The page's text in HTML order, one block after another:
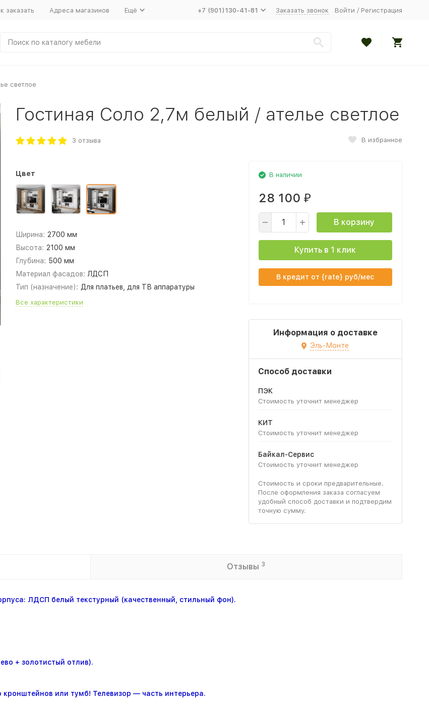
заказать Адреса магазинов Ещё +7 (901)130-41-81 Заказать звонок Войти / Регистрация
светлое
Гостиная Соло 2,7м белый / ателье светлое
3 отзыва В избранное
Цвет
Ширина: 2700 мм
Высота: 2100 мм
Глубина: 500 мм
Материал фасадов: ЛДСП
Тип (назначение): Для платьев, для ТВ аппаратуры
Все характеристики
В наличии
28 100 ₽
В корзину
Купить в 1 клик
В кредит от {rate} руб/мес
Информация о доставке
Эль-Монте
Способ доставки
ПЭК
Стоимость уточнит менеджер
КИТ
Стоимость уточнит менеджер
Байкал-Сервис
Стоимость уточнит менеджер
Стоимость и сроки предварительные.
После оформления заказа согласуем
удобный способ доставки и подтвердим
точную сумму.
Отзывы 3
ЛДСП белый текстурный (качественный, стильный фон).
+ золотистый отлив).
или тумб! Телевизор — часть интерьера.